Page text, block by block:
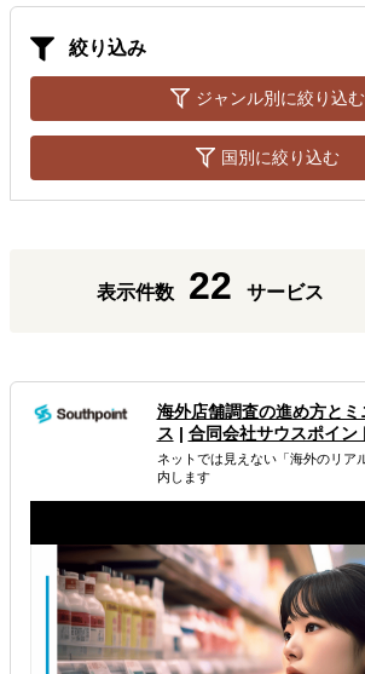
絞り込み
ジャンル別に絞り込む
国別に絞り込む
表示件数 22 サービス
海外店舗調査の進め方と
ス | 合同会社サウスポイン
ネットでは見えない「海外のリア
内します